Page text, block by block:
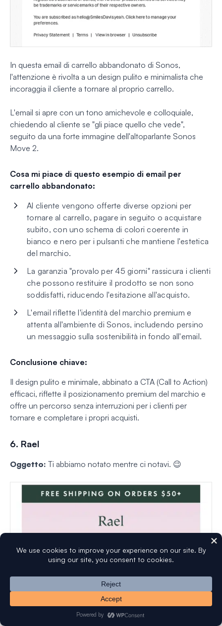
In questa email di carrello abbandonato di Sonos,
l'attenzione è rivolta a un design pulito e minimalista che
incoraggia il cliente a tornare al proprio carrello.
L'email si apre con un tono amichevole e colloquiale,
chiedendo al cliente se "gli piace quello che vede",
seguito da una forte immagine dell'altoparlante Sonos
Move 2.
Cosa mi piace di questo esempio di email per
carrello abbandonato:
Al cliente vengono offerte diverse opzioni per
tornare al carrello, pagare in seguito o acquistare
subito, con uno schema di colori coerente in
bianco e nero per i pulsanti che mantiene l'estetica
del marchio.
La garanzia "provalo per 45 giorni" rassicura i clienti
che possono restituire il prodotto se non sono
soddisfatti, riducendo l'esitazione all'acquisto.
L'email riflette l'identità del marchio premium e
attenta all'ambiente di Sonos, includendo persino
un messaggio sulla sostenibilità in fondo all'email.
Conclusione chiave:
Il design pulito e minimale, abbinato a CTA (Call to Action)
efficaci, riflette il posizionamento premium del marchio e
offre un percorso senza interruzioni per i clienti per
tornare e completare i propri acquisti.
6. Rael
Oggetto: Ti abbiamo notato mentre ci notavi. 😉